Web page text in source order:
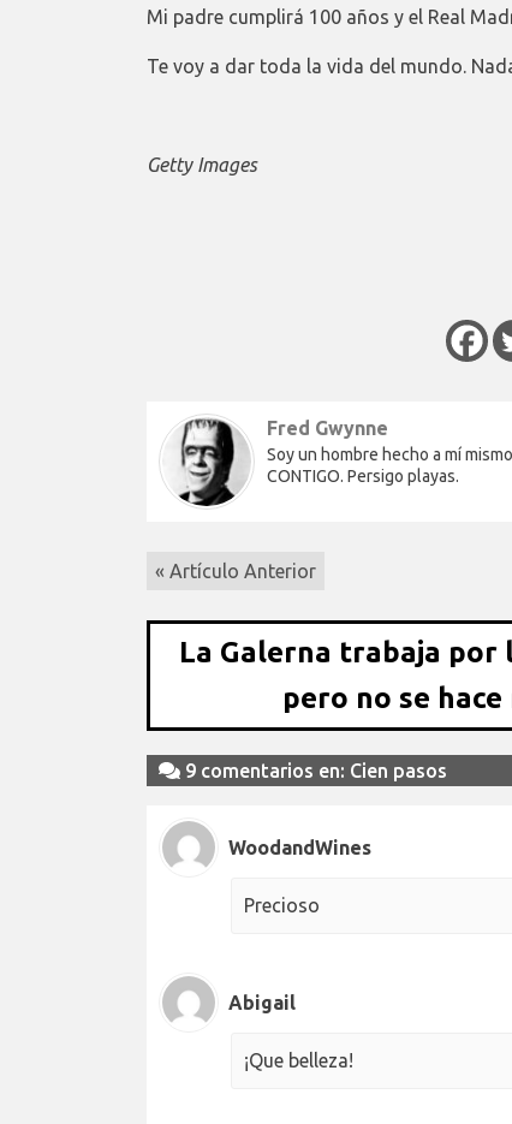
Mi padre cumplirá 100 años y el Real
Te voy a dar toda la vida del mundo.
Getty Images
Fred Gwynne
Soy un hombre hecho a mí
CONTIGO. Persigo playas.
« Artículo Anterior
La Galerna trabaja por
pero no se
9 comentarios en: Cien pasos
WoodandWines
Precioso
Abigail
¡Que belleza!